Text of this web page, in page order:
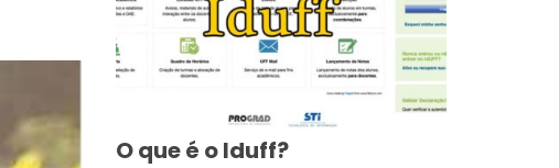
O que é o Iduff?